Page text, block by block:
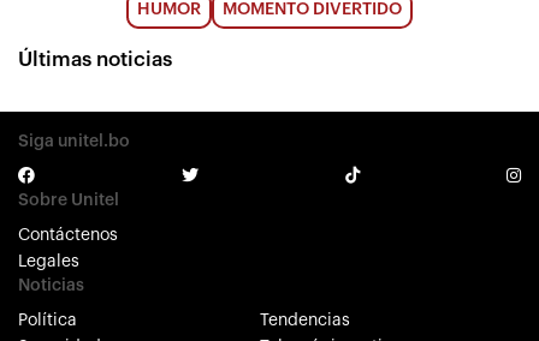
HUMOR MOMENTO DIVERTIDO
Últimas noticias
Siga unitel.bo
Sobre Unitel
Contáctenos
Legales
Noticias
Política
Tendencias